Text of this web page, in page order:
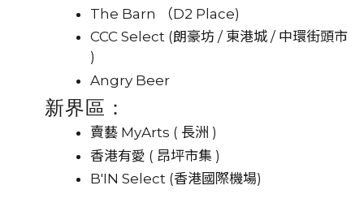
The Barn （D2 Place)
CCC Select (朗豪坊 / 東港城 / 中環街頭市
)
Angry Beer
新界區：
賣藝 MyArts ( 長洲 )
香港有愛 ( 昂坪市集 )
B'IN Select (香港國際機場)